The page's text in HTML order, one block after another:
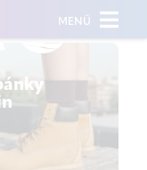
MENÜ